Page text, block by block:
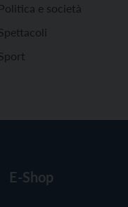
e società
E-Shop